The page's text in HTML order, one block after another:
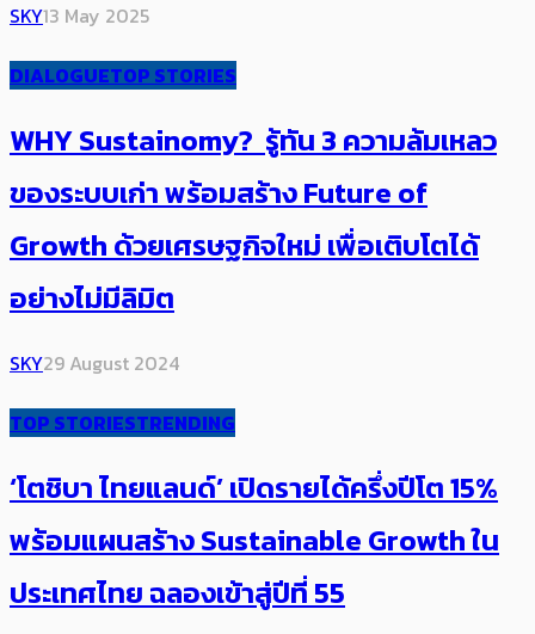
SKY13 May 2025
DIALOGUETOP STORIES
WHY Sustainomy? รู้ทัน 3 ความล้มเหลว
ของระบบเก่า พร้อมสร้าง Future of
Growth ด้วยเศรษฐกิจใหม่ เพื่อเติบโตได้
อย่างไม่มีลิมิต
SKY29 August 2024
TOP STORIESTRENDING
‘โตชิบา ไทยแลนด์’ เปิดรายได้ครึ่งปีโต​ 15%​
พร้อมแผนสร้าง Sustainable Growth ใน
ประเทศไทย ฉลองเข้าสู่ปีที่ 55